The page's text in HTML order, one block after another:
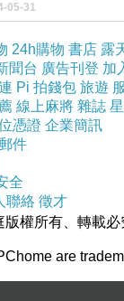
05-31
24h購物 書店 露
聞台 廣告刊登 加
Pi 拍錢包 旅遊
線上麻將 雜誌
憑證 企業簡訊
件
全
聯絡 徵才
版權所有、轉載必
are